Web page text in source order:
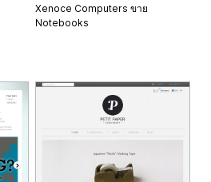
Xenoce Computers ขาย
Notebooks